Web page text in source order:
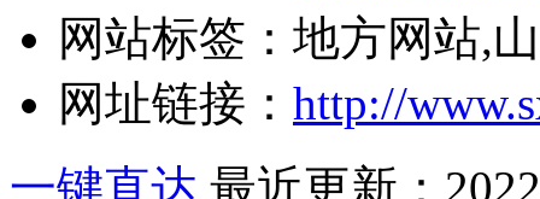
网站标签： 地方网站,
网址链接： http://
一键直达 最近更新：